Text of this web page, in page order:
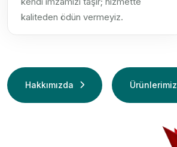
kaliteden ödün vermeyiz.
Hakkımızda Ürünlerimiz